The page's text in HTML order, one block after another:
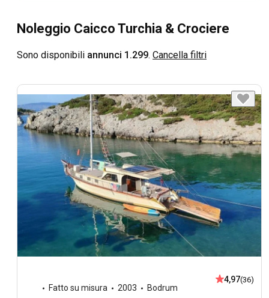
Noleggio Caicco Turchia & Crociere
Sono disponibili annunci 1.299. Cancella filtri
Fatto su misura 2003 Bodrum
4,97(36)